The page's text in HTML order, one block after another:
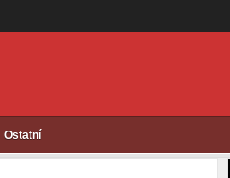
Ostatní